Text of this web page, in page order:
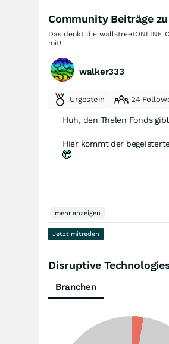
Community Beiträge
Das denkt die wallstreetONLINE
mit!
walker333
Urgestein 24
Huh, den Thelen Fonds
>> Externen Inhalt
mehr anzeigen
Jetzt mitreden
Disruptive
Branchen